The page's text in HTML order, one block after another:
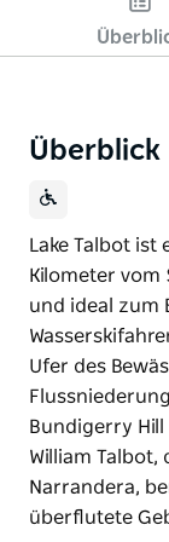
Überblick
Lake Talbot ist
Kilometer
und ideal zum
Ufer des
Bundigerry
William Talbot,
Narrandera,
überflutete